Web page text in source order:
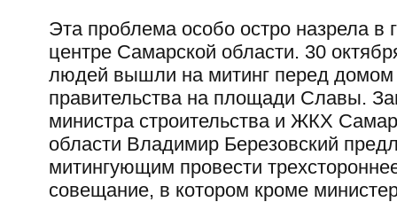
Эта проблема особо остро назрела в
центре Самарской области. 30
людей вышли на митинг перед домом
правительства на площади Славы.
министра строительства и ЖКХ
области Владимир Березовский
митингующим провести
совещание, в котором кроме